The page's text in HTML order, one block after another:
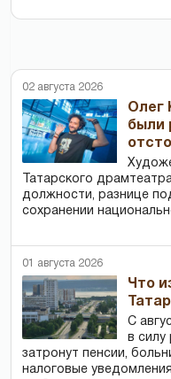
02 августа 2026
Олег
были
Татарского
должности, разнице
сохранении
01 августа 2026
Что
С
в
затронут пенсии,
налоговые